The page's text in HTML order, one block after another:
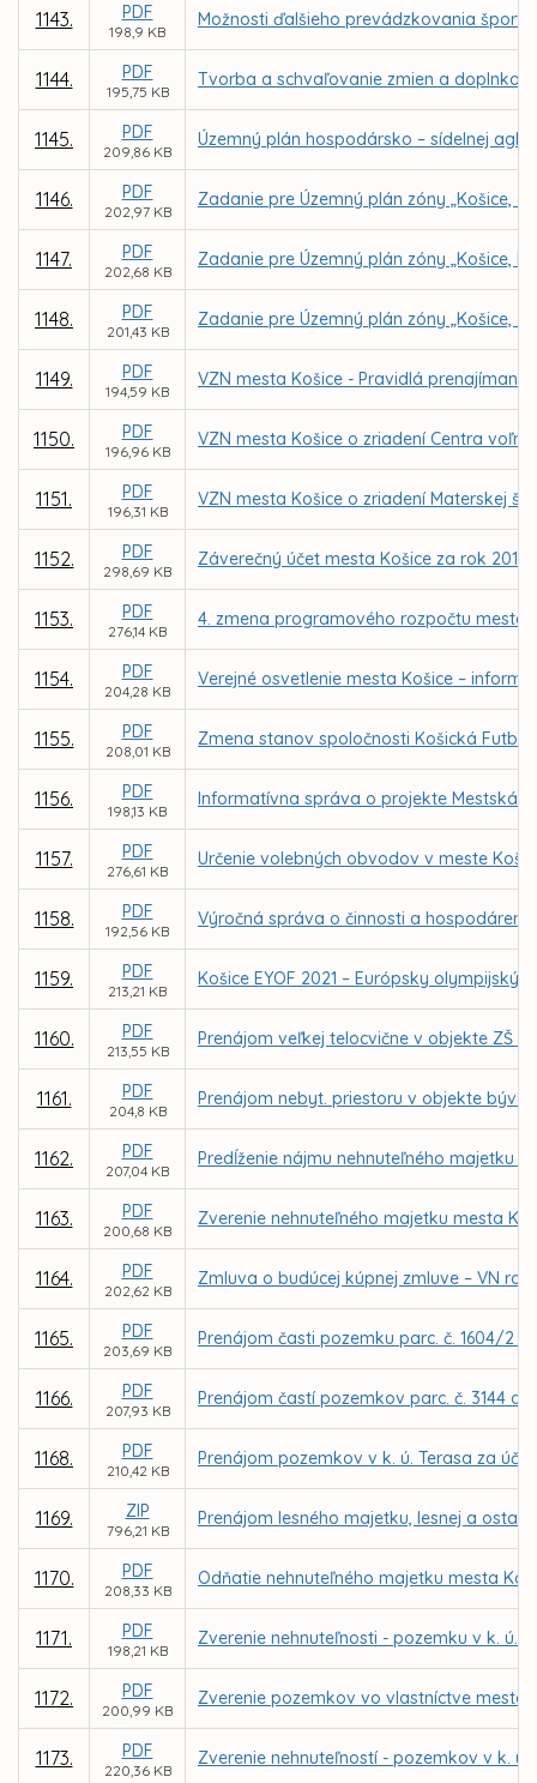
1143. PDF
198,9 KB
Možnosti ďalšieho prevádzkovania
1144. PDF
195,75 KB
Tvorba a schvaľovanie zmien a doplnkov
1145. PDF
209,86 KB
Územný plán hospodársko – sídelnej
1146. PDF
202,97 KB
Zadanie pre Územný plán zóny „Košice,
1147. PDF
202,68 KB
Zadanie pre Územný plán zóny „Košice,
1148. PDF
201,43 KB
Zadanie pre Územný plán zóny „Košice,
1149. PDF
194,59 KB
VZN mesta Košice - Pravidlá
1150. PDF
196,96 KB
VZN mesta Košice o zriadení Centra
1151. PDF
196,31 KB
VZN mesta Košice o zriadení Materskej
1152. PDF
298,69 KB
Záverečný účet mesta Košice za rok 2017
1153. PDF
276,14 KB
4. zmena programového rozpočtu mesta
1154. PDF
204,28 KB
Verejné osvetlenie mesta Košice –
1155. PDF
208,01 KB
Zmena stanov spoločnosti Košická
1156. PDF
198,13 KB
Informatívna správa o projekte Mestská
1157. PDF
276,61 KB
Určenie volebných obvodov v meste
1158. PDF
192,56 KB
Výročná správa o činnosti a hospodárení
1159. PDF
213,21 KB
Košice EYOF 2021 – Európsky
1160. PDF
213,55 KB
Prenájom veľkej telocvične v objekte ZŠ
1161. PDF
204,8 KB
Prenájom nebyt. priestoru v objekte
1162. PDF
207,04 KB
Predĺženie nájmu nehnuteľného majetku
1163. PDF
200,68 KB
Zverenie nehnuteľného majetku mesta
1164. PDF
202,62 KB
Zmluva o budúcej kúpnej zmluve – VN
1165. PDF
203,69 KB
Prenájom časti pozemku parc. č. 1604/2
1166. PDF
207,93 KB
Prenájom častí pozemkov parc. č. 3144 a
1168. PDF
210,42 KB
Prenájom pozemkov v k. ú. Terasa za
1169. ZIP
796,21 KB
Prenájom lesného majetku, lesnej a
1170. PDF
208,33 KB
Odňatie nehnuteľného majetku mesta
1171. PDF
198,21 KB
Zverenie nehnuteľnosti - pozemku v k. ú.
1172. PDF
200,99 KB
Zverenie pozemkov vo vlastníctve mesta
1173. PDF
220,36 KB
Zverenie nehnuteľností - pozemkov v k.